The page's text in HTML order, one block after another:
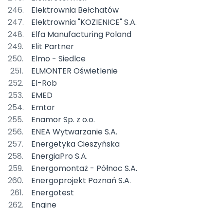
Elektrownia Bełchatów
Elektrownia "KOZIENICE" S.A.
Elfa Manufacturing Poland
Elit Partner
Elmo - Siedlce
ELMONTER Oświetlenie
El-Rob
EMED
Emtor
Enamor Sp. z o.o.
ENEA Wytwarzanie S.A.
Energetyka Cieszyńska
EnergiaPro S.A.
Energomontaż - Północ S.A.
Energoprojekt Poznań S.A.
Energotest
Engine